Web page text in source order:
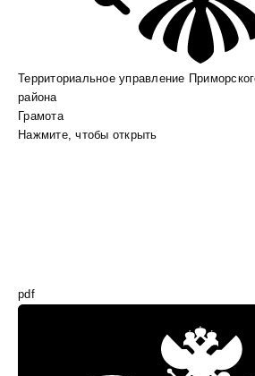
Территориальное управление
района
Грамота
Нажмите, чтобы открыть
pdf